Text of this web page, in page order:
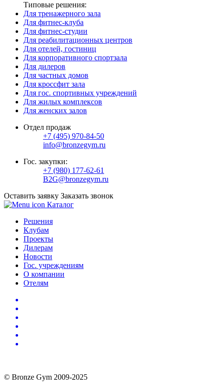
Типовые решения:
Для тренажерного зала
Для фитнес-клуба
Для фитнес-студии
Для реабилитационных центров
Для отелей, гостиниц
Для корпоративного спортзала
Для дилеров
Для частных домов
Для кроссфит зала
Для гос. спортивных учреждений
Для жилых комплексов
Для женских залов
Отдел продаж
+7 (495) 970-84-50
info@bronzegym.ru
Гос. закупки:
+7 (980) 177-62-61
B2G@bronzegym.ru
Оставить заявку Заказать звонок
Каталог
Решения
Клубам
Проекты
Дилерам
Новости
Гос. учреждениям
О компании
Отелям
© Bronze Gym 2009-2025